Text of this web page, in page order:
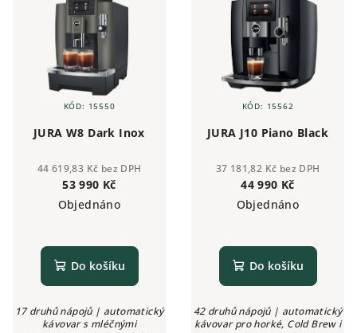
JURA W8 Dark Inox
44 619,83 Kč bez DPH
53 990 Kč
Objednáno
Do košíku
17 druhů nápojů | automatický
kávovar s mléčnými
KÓD: 15550
JURA J10 Piano Black
37 181,82 Kč bez DPH
44 990 Kč
Objednáno
Do košíku
42 druhů nápojů | automatický
kávovar pro horké, Cold Brew i
KÓD: 15562